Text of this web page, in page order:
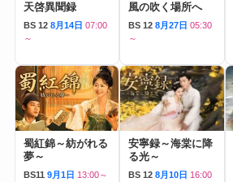
天啓異聞録
BS 12 8月14日 07:00
～
風の吹く場所へ
BS 12 8月27日 05:30
～
蜀紅錦～紡がれる
夢～
BS11 9月1日 13:00～
安寧録～海棠に降
る光～
BS 12 8月10日 16:00